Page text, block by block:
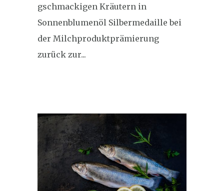
gschmackigen Kräutern in
Sonnenblumenöl Silbermedaille bei
der Milchproduktprämierung
zurück zur...